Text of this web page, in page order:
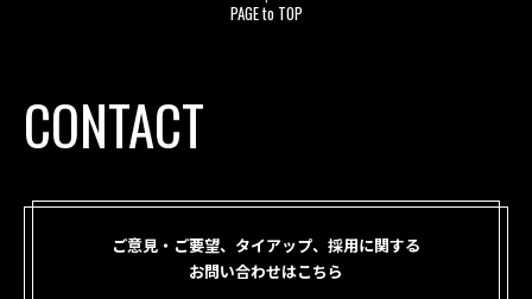
PAGE to TOP
CONTACT
ご意見・ご要望、タイアップ、採用に関する
お問い合わせはこちら